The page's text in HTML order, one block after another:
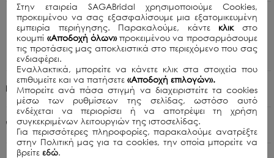
Περιγραφή
Σανδάλια σε χρυσό και μαύρο χρώματα.
Ύψος Τακουνιού (cm): FLAT
Πολιτική Αποστολών
+30 210 8015979
Στην εταιρεία SAGABridal χρησιμοποιούμε Cookies,
προκειμένου να σας εξασφαλίσουμε μια εξατομικευμένη
εμπειρία περιήγησης. Παρακαλούμε, κάντε κλικ στο
κουμπί «Αποδοχή όλων»προκειμένου να προσαρμόσουμε
τις προτάσεις μας αποκλειστικά στο περιεχόμενο που σας
ενδιαφέρει.
Εναλλακτικά, μπορείτε να κάνετε κλικ στα στοιχεία που
επιθυμείτε και να πατήσετε«Αποδοχή επιλογών».
Μπορείτε ανά πάσα στιγμή να διαχειριστείτε τα cookies
μέσω των ρυθμίσεων της σελίδας, ωστόσο αυτό
ενδέχεται να περιορίσει ή να αποτρέψει τη χρήση
συγκεκριμένων λειτουργιών της ιστοσελίδας.
Για περισσότερες πληροφορίες, παρακαλούμε ανατρέξτε
στην Πολιτική μας για τα cookies, την οποία μπορείτε να
βρείτεεδώ.